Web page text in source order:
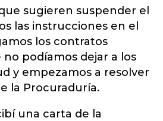
sugieren suspender el
las instrucciones en el
los contratos
podíamos dejar a los
y empezamos a resolver
la Procuraduría.
una carta de la